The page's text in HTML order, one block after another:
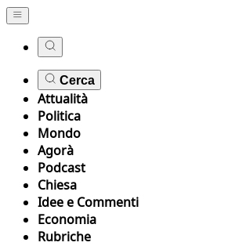
Cerca
Attualità
Politica
Mondo
Agorà
Podcast
Chiesa
Idee e Commenti
Economia
Rubriche